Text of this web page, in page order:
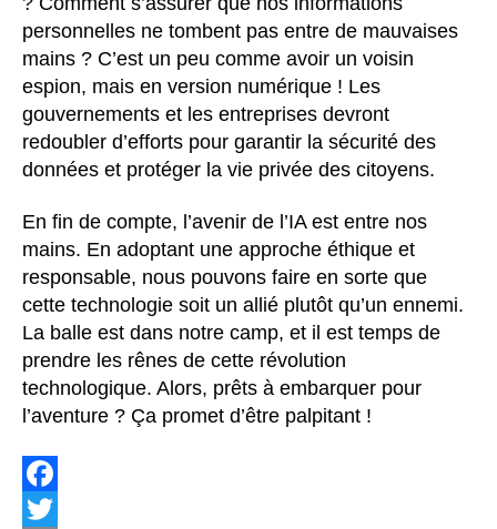
personnelles ne tombent pas entre de mauvaises
mains ? C’est un peu comme avoir un voisin
espion, mais en version numérique ! Les
gouvernements et les entreprises devront
redoubler d’efforts pour garantir la sécurité des
données et protéger la vie privée des citoyens.
En fin de compte, l’avenir de l’IA est entre nos
mains. En adoptant une approche éthique et
responsable, nous pouvons faire en sorte que
cette technologie soit un allié plutôt qu’un ennemi.
La balle est dans notre camp, et il est temps de
prendre les rênes de cette révolution
technologique. Alors, prêts à embarquer pour
l’aventure ? Ça promet d’être palpitant !
F